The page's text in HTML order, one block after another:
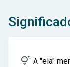
 A "ela"